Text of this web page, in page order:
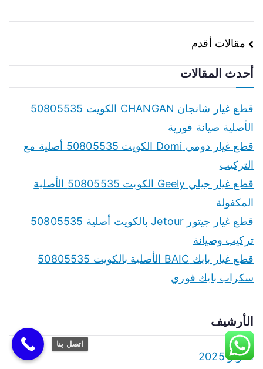
تصفّح
المقالات
مقالات أقدم
أحدث المقالات
قطع غيار شانجان CHANGAN الكويت 50805535
الأصلية صيانة فورية
قطع غيار دومي Domi الكويت 50805535 أصلية مع
التركيب
قطع غيار جيلي Geely الكويت 50805535 الأصلية
المكفولة
قطع غيار جيتور Jetour بالكويت أصلية 50805535
تركيب وصيانة
قطع غيار بايك BAIC الأصلية بالكويت 50805535
سكراب بايك فوري
الأرشيف
أكتوبر 2025
اتصل بنا